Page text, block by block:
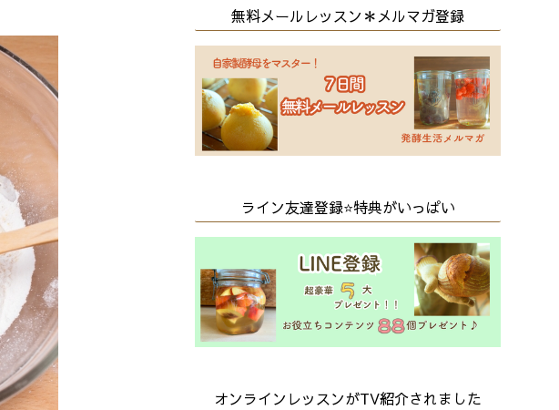
無料メールレッスン＊メルマガ登録
ライン友達登録⭐️特典がいっぱい
オンラインレッスンがTV紹介されました